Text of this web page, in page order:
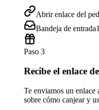
Abrir enlace del
Bandeja de entrada1
Paso 3
Recibe el enlace
Te enviamos un enlace
sobre cómo canjear y